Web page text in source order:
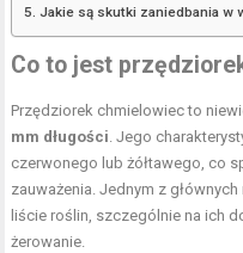
Jakie są skutki zaniedbania
Co to jest
Przędziorek chmielowiec to
mm długości. Jego
czerwonego lub żółtawego, co
zauważenia. Jednym z
liście roślin, szczególnie na ich
żerowanie.